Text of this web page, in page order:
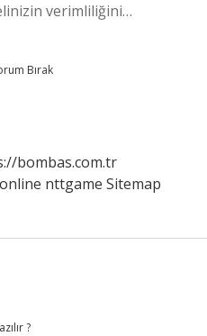
verimliliğini…
Bırak
bombas.com.tr
nttgame Sitemap
?